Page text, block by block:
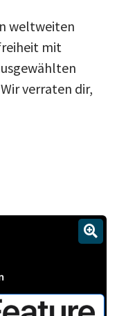
weltweiten
mit
verraten dir,